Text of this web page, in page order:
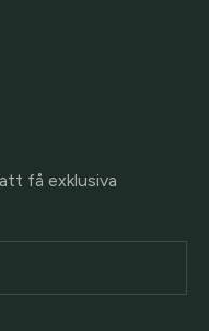
få exklusiva